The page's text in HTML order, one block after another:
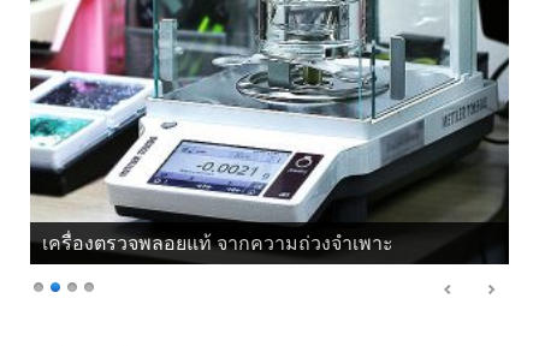
เครื่องตรวจพลอยแท้ จากความถ่วงจำเพาะ